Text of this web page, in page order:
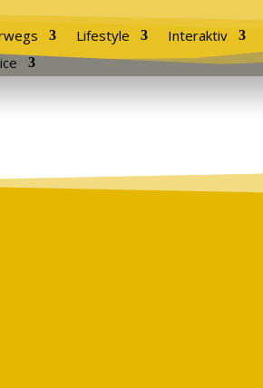
Lifestyle
Interaktiv